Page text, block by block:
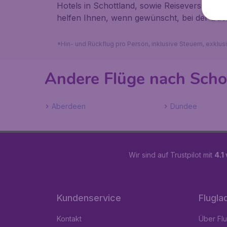
Hotels in Schottland, sowie
helfen Ihnen, wenn gewünscht, bei der
*Hin- und Rückflug pro Person, inklusive Steuern,
Andere Flüge nach
Aberdeen Dundee
Wir sind auf Trustpilot mit 4.1
Kundenservice
Kontakt Über